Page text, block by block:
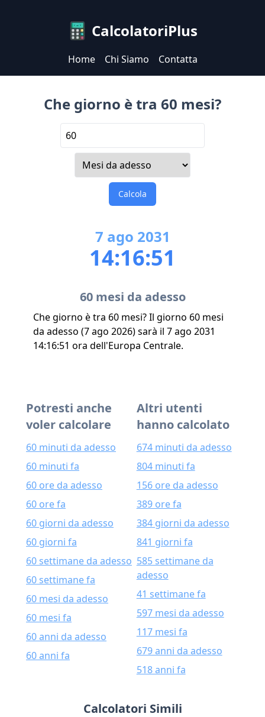
CalcolatoriPlus
Home Chi Siamo Contatta
Che giorno è tra 60 mesi?
Calcola
7 ago 2031
14:16:51
60 mesi da adesso
Che giorno è tra 60 mesi? Il giorno 60 mesi
da adesso (7 ago 2026) sarà il 7 ago 2031
14:16:51 ora dell'Europa Centrale.
Potresti anche
voler calcolare
60 minuti da adesso
60 minuti fa
60 ore da adesso
60 ore fa
60 giorni da adesso
60 giorni fa
60 settimane da adesso
60 settimane fa
60 mesi da adesso
60 mesi fa
60 anni da adesso
60 anni fa
Altri utenti
hanno calcolato
674 minuti da adesso
804 minuti fa
156 ore da adesso
389 ore fa
384 giorni da adesso
841 giorni fa
585 settimane da
adesso
41 settimane fa
597 mesi da adesso
117 mesi fa
679 anni da adesso
518 anni fa
Calcolatori Simili